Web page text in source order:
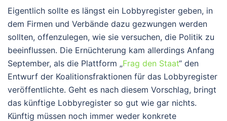
Eigentlich sollte es längst ein Lobbyregister geben, in
dem Firmen und Verbände dazu gezwungen werden
sollten, offenzulegen, wie sie versuchen, die Politik zu
beeinflussen. Die Ernüchterung kam allerdings Anfang
September, als die Plattform „Frag den Staat“ den
Entwurf der Koalitionsfraktionen für das Lobbyregister
veröffentlichte. Geht es nach diesem Vorschlag, bringt
das künftige Lobbyregister so gut wie gar nichts.
Künftig müssen noch immer weder konkrete